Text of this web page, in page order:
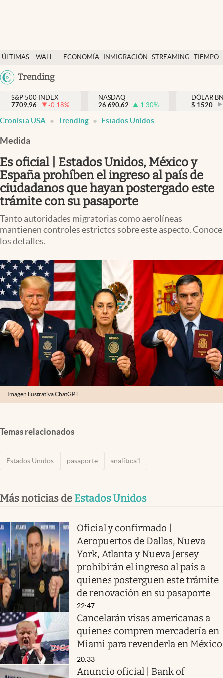
ÚLTIMAS
NOTICIAS
WALL
DÓLAR
ECONOMÍA INMIGRACIÓN STREAMING TIEMPO
México
Trending
Finanzas y economía
Wall Street y dólar
Inmigración
Espiritual
Streaming
Lifestyle
S&P 500 INDEX
7709,96
-0.18%
NASDAQ
26.690,62
1.30%
DÓLAR
$ 1520
Cronista USA Trending Estados Unidos
Medida
Es oficial | Estados Unidos, México y
España prohíben el ingreso al país de
ciudadanos que hayan postergado este
trámite con su pasaporte
Tanto autoridades migratorias como aerolíneas
mantienen controles estrictos sobre este aspecto. Conoce
los detalles.
Imagen ilustrativa ChatGPT
Temas relacionados
Estados Unidos pasaporte analítica1
Más noticias de Estados Unidos
Oficial y confirmado |
Aeropuertos de Dallas, Nueva
York, Atlanta y Nueva Jersey
prohibirán el ingreso al país a
quienes posterguen este trámite
de renovación en su pasaporte
22:47
Cancelarán visas americanas a
quienes compren mercadería en
Miami para revenderla en México
20:33
Anuncio oficial | Bank of